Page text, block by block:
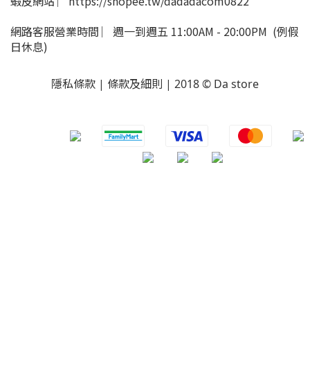
網路客服營業時間 ︳週一到週五 11:00AM - 20:00PM (例假
日休息)
隱私條款 | 條款及細則 | 2018 © Da store